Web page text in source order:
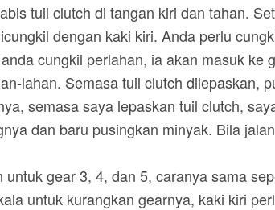
tuil clutch di tangan kiri dan tahan.
dengan kaki kiri. Anda perlu
cungkil perlahan, ia akan masuk ke
lahan. Semasa tuil clutch dilepaskan,
semasa saya lepaskan tuil clutch,
dan baru pusingkan minyak. Bila
untuk gear 3, 4, dan 5, caranya sama
untuk kurangkan gearnya, kaki kiri